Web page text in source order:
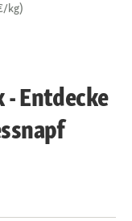
kg)
- Entdecke